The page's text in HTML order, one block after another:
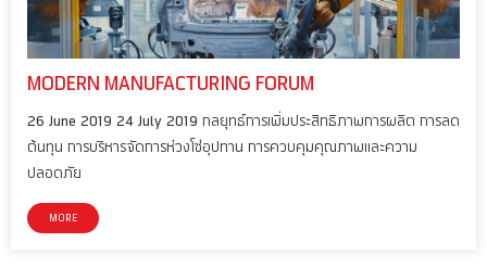
MODERN MANUFACTURING FORUM
26 June 2019 24 July 2019 กลยุทธ์การเพิ่มประสิทธิภาพการผลิต การลด
ต้นทุน การบริหารจัดการห่วงโซ่อุปทาน การควบคุมคุณภาพและความ
ปลอดภัย
MORE